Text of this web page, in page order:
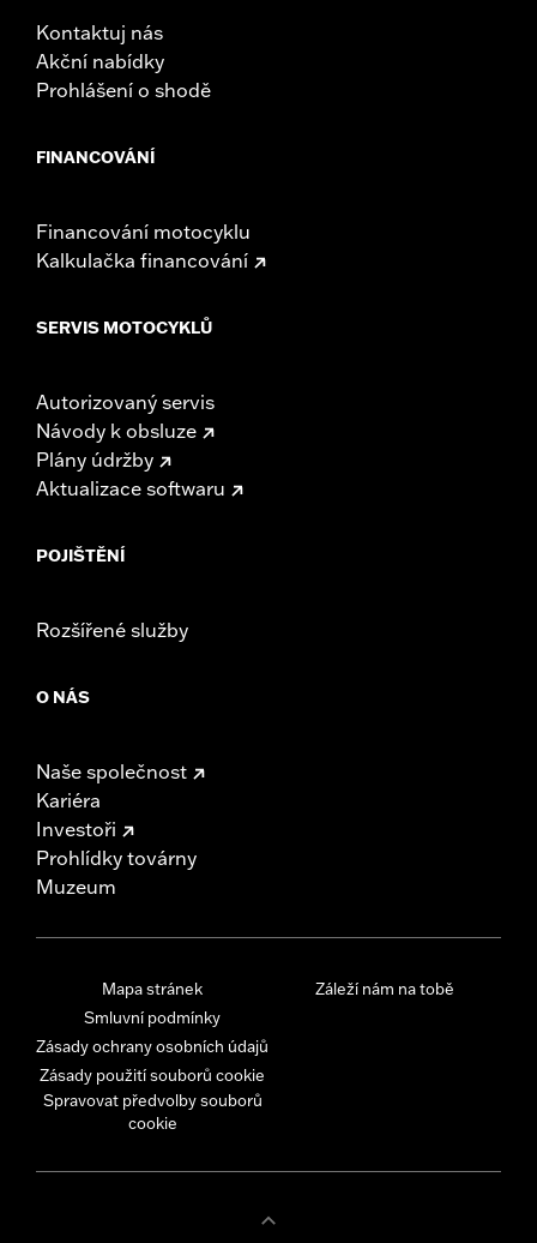
Kontaktuj nás
Akční nabídky
Prohlášení o shodě
FINANCOVÁNÍ
Financování motocyklu
Kalkulačka financování
SERVIS MOTOCYKLŮ
Autorizovaný servis
Návody k obsluze
Plány údržby
Aktualizace softwaru
POJIŠTĚNÍ
Rozšířené služby
O NÁS
Naše společnost
Kariéra
Investoři
Prohlídky továrny
Muzeum
Mapa stránek
Smluvní podmínky
Zásady ochrany osobních údajů
Zásady použití souborů cookie
Spravovat předvolby souborů
cookie
Záleží nám na tobě